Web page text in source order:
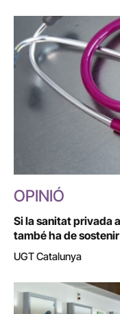
OPINIÓ
Si la sanitat privada
també ha de
UGT Catalunya